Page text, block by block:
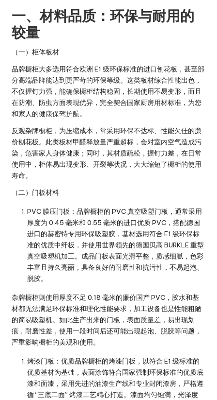
一、材料品质：环保与耐用的
较量
（一）柜体板材
品牌橱柜大多选用符合欧洲 E1 级环保标准的进口刨花板，甚至部
分高端品牌能达到更严苛的环保等级。这类板材综合性能出色，
不仅握钉力强，能确保橱柜结构稳固，长期使用不易变形，而且
在防潮、防虫方面表现优异，完全契合国家厨房用材标准，为您
和家人的健康保驾护航。
反观杂牌橱柜，为压缩成本，常采用环保不达标、性能欠佳的廉
价刨花板。此类板材甲醛释放量严重超标，会对室内空气造成污
染，危害家人身体健康；同时，其材质疏松，握钉力差，在日常
使用中，柜体易出现变形、开裂等状况，大大缩短了橱柜的使用
寿命。
（二）门板材料
PVC 膜压门板 ：品牌橱柜的 PVC 真空吸塑门板，通常采用
厚度为 0.45 毫米和 0.55 毫米的进口优质 PVC，搭配德国
进口的赫密特专用环保吸塑胶，基材选用符合 E1 级环保标
准的优质中纤板，并使用世界领先的德国贝高 BURKLE 重型
真空吸塑机加工。成品门板表面光滑平整，质感细腻，色彩
丰富且持久亮丽，具备良好的耐磨性和抗污性，不易起泡、
脱胶。
杂牌橱柜则使用厚度不足 0.18 毫米的廉价国产 PVC，胶水和基
材都无法满足环保标准和理化性能要求，加工设备也是性能粗陋
的简易吸塑机。如此生产出来的门板，表面质量差，易出现划
痕，耐磨性差，使用一段时间后还可能出现起泡、脱胶等问题，
严重影响橱柜的美观和使用。
烤漆门板 ：优质品牌橱柜的烤漆门板，以符合 E1 级标准的
优质基材为基础，表面涂饰符合国家强制环保标准的优质底
漆和面漆，采用先进的油漆生产线和专业封闭漆房，严格遵
循 “三底二面” 烤漆工艺精心打造。漆面均匀饱满，光泽度